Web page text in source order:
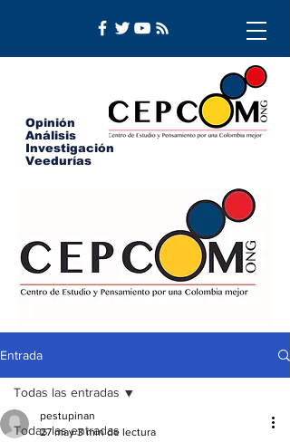
Opinión
Análisis
Investigación
Veedurías
Entrada
Todas las entradas
Todas las entradas
pestupinan
27 may 3 min de lectura